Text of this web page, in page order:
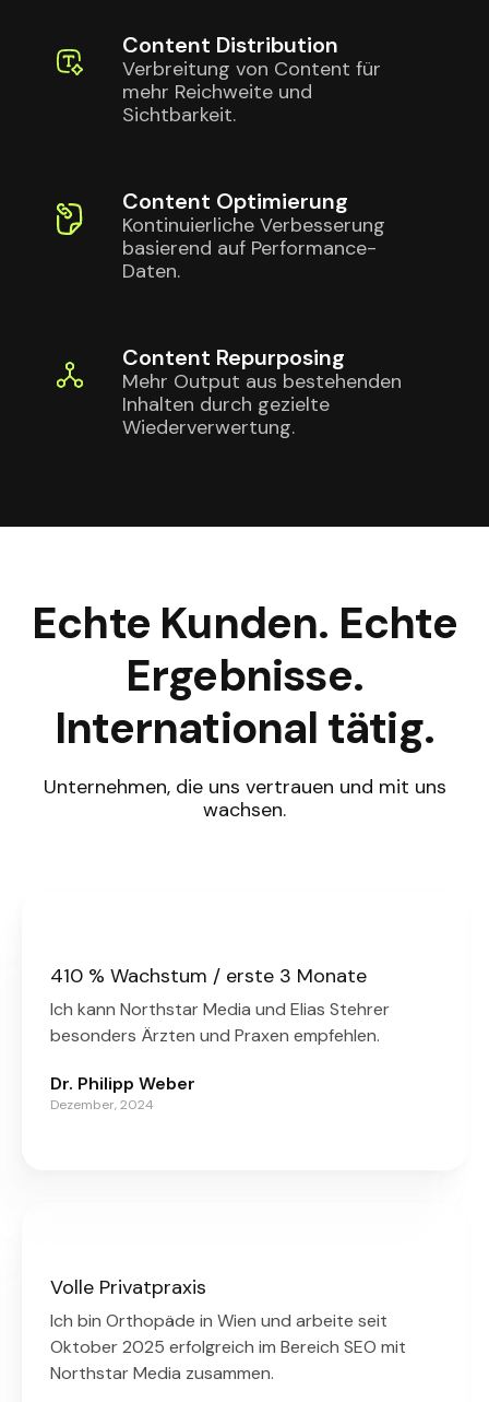
Content Distribution
Verbreitung von Content für
mehr Reichweite und
Sichtbarkeit.
Content Optimierung
Kontinuierliche Verbesserung
basierend auf Performance-
Daten.
Content Repurposing
Mehr Output aus bestehenden
Inhalten durch gezielte
Wiederverwertung.
Echte Kunden. Echte
Ergebnisse.
International tätig.
Unternehmen, die uns vertrauen und mit uns
wachsen.
410 % Wachstum / erste 3 Monate
Ich kann Northstar Media und Elias Stehrer
besonders Ärzten und Praxen empfehlen.
Dr. Philipp Weber
Dezember, 2024
Volle Privatpraxis
Ich bin Orthopäde in Wien und arbeite seit
Oktober 2025 erfolgreich im Bereich SEO mit
Northstar Media zusammen.